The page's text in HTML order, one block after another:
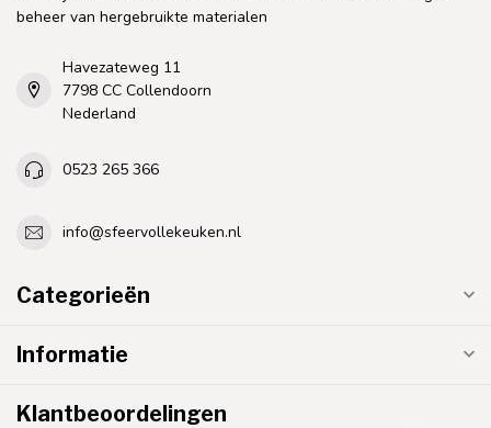
beheer van hergebruikte materialen
Havezateweg 11
7798 CC Collendoorn
Nederland
0523 265 366
info@sfeervollekeuken.nl
Categorieën
Informatie
Klantbeoordelingen